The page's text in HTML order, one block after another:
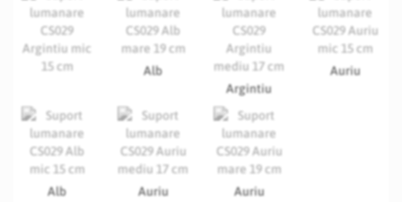
Alb
Argintiu
Auriu
Alb Auriu Auriu